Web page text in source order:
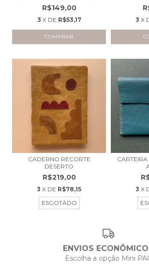
R$149,00
3 X DE R$53,17 3 X
CADERNO RECORTE
DESERTO
R$219,00
3 X DE R$78,15
ESGOTADO
3 X
ENVIOS
Escolha a opção Mini